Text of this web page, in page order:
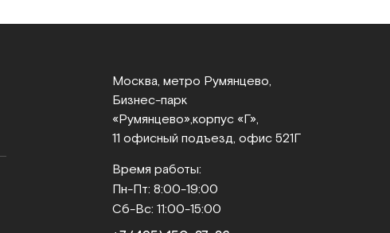
Москва, метро Румянцево,
Бизнес‑парк
«Румянцево», корпус «Г»,
11 офисный подъезд, офис 521Г
Время работы:
Пн-Пт: 8:00-19:00
Сб-Вс: 11:00-15:00